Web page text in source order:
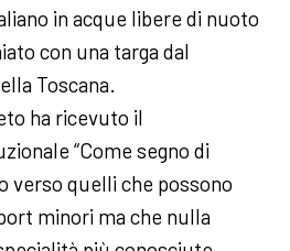
in acque libere di nuoto
con una targa dal
Toscana.
ha ricevuto il
“Come segno di
verso quelli che possono
minori ma che nulla